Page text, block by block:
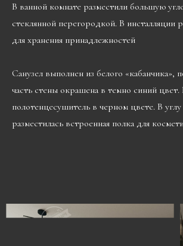
В ванной комнате разместили большую
стеклянной перегородкой. В инсталляции
для хранения принадлежностей
Санузел выполнен из белого «кабанчика»,
часть стены окрашена в темно синий цвет.
полотенцесушитель в черном цвете. В углу
разместилась встроенная полка для